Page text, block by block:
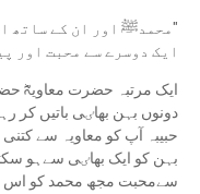
"محمدﷺ اور ان کے ساتھ
ایک دوسرے سے محبت اور
ایک مرتبہ حضرت معاویہؓ
دونوں بہن بھاٸی باتیں کر
حبیبہ آپ کو معاویہ سے
بہن کو ایک بھاٸی سےہو
سےمحبت مجھ محمد کو اس